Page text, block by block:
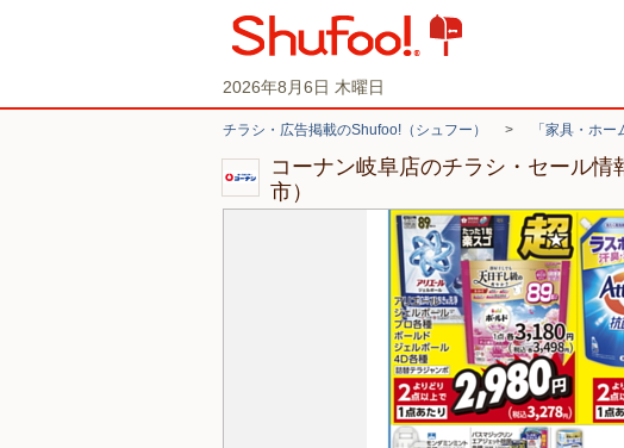
2026年8月6日 木曜日
チラシ・広告掲載のShufoo!（シュフー） > 「家具・ホ
コーナン岐阜店のチラシ・セール情
市）